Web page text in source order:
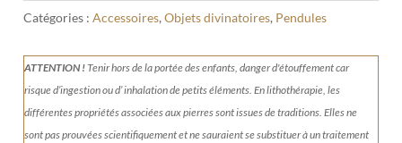
Catégories :Accessoires,Objets divinatoires, Pendules
ATTENTION !Tenirhors de la portée des enfants, danger d'étouffement car
risque d’ingestion ou d’ inhalation de petits éléments.En lithothérapie, les
différentes propriétés associées aux pierres sont issues de traditions. Elles ne
sont pas prouvées scientifiquement et ne sauraient se substituer à un traitement